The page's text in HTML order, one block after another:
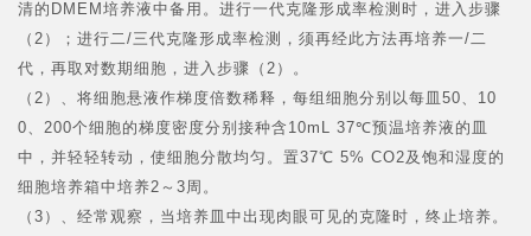
清的DMEM培养液中备用。进行一代克隆形成率检测时，进入步骤
（2）；进行二/三代克隆形成率检测，须再经此方法再培养一/二
代，再取对数期细胞，进入步骤（2）。
（2）、将细胞悬液作梯度倍数稀释，每组细胞分别以每皿50、10
0、200个细胞的梯度密度分别接种含10mL 37℃预温培养液的皿
中，并轻轻转动，使细胞分散均匀。置37℃ 5% CO2及饱和湿度的
细胞培养箱中培养2～3周。
（3）、经常观察，当培养皿中出现肉眼可见的克隆时，终止培养。